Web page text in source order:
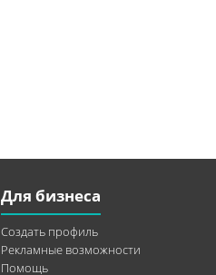
Для бизнеса
Создать профиль
Рекламные возможности
Помощь